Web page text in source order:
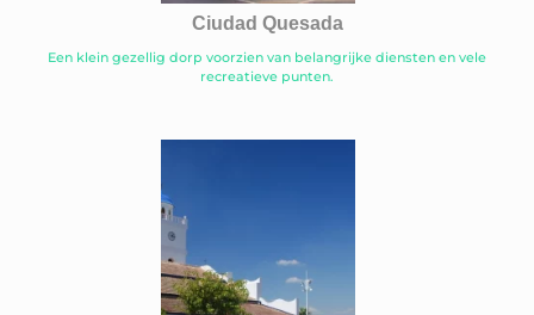
Ciudad Quesada
Een klein gezellig dorp voorzien van belangrijke diensten en vele
recreatieve punten.